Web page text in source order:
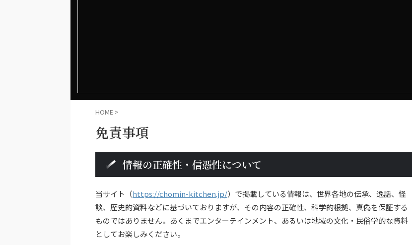
HOME >
免責事項
情報の正確性・信憑性について
当サイト（https://chomin-kitchen.jp/）で掲載している情報は、世界各地の伝承、逸話、怪
談、歴史的資料などに基づいておりますが、その内容の正確性、科学的根拠、真偽を保証する
ものではありません。あくまでエンターテインメント、あるいは地域の文化・民俗学的な資料
としてお楽しみください。